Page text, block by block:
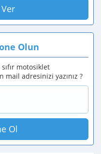
Olun
motosiklet
adresinizi yazınız ?
Ol